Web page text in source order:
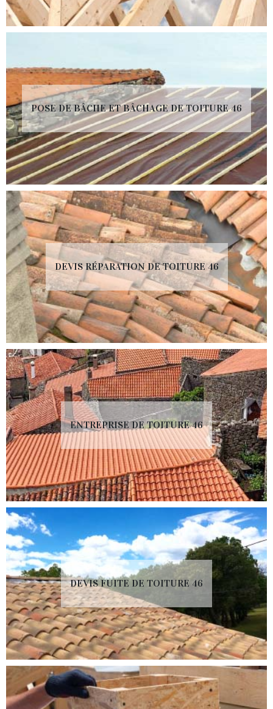
POSE DE BÂCHE ET BÂCHAGE DE TOITURE 46
DEVIS RÉPARATION DE TOITURE 46
ENTREPRISE DE TOITURE 46
DEVIS FUITE DE TOITURE 46